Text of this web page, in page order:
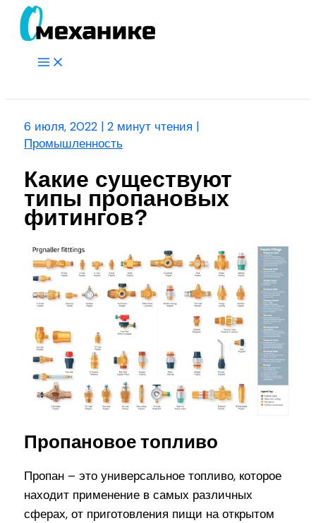
Перейти
Main
6 июля, 2022 |2 минут чтения |
Промышленность
Какие существуют
типы пропановых
фитингов?
Пропановое топливо
Пропан – это универсальное топливо, которое
находит применение в самых различных
сферах, от приготовления пищи на открытом